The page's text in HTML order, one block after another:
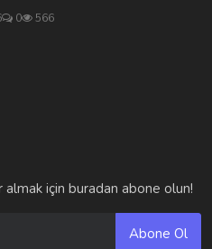
0 566
için buradan abone olun!
Abone Ol